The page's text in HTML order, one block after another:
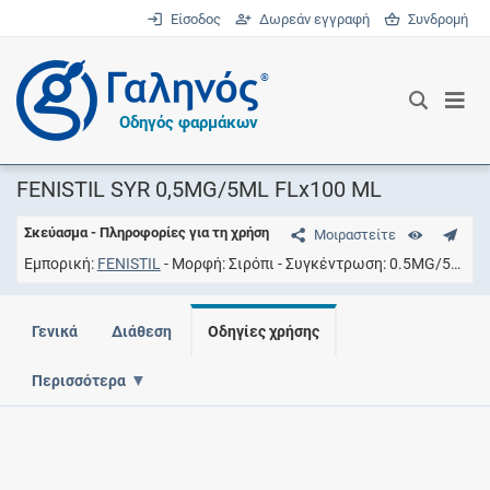
Είσοδος Δωρεάν εγγραφή Συνδρομή
®
Οδηγός φαρμάκων
FENISTIL SYR 0,5MG/5ML FLx100 ML
Μοιραστείτε
Σκεύασμα - Πληροφορίες για τη χρήση
Εμπορική FENISTIL Μορφή Σιρόπι Συγκέντρωση 0.5MG/5ML
Γενικά Διάθεση Οδηγίες χρήσης
Περισσότερα